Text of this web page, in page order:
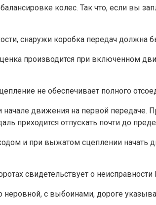
колес. Так что, если вы
снаружи коробка передач должна
производится при включенном
не обеспечивает полного
движения на первой передаче.
приходится отпускать почти до
и при выжатом сцеплении
свидетельствует о
с выбоинами, дороге